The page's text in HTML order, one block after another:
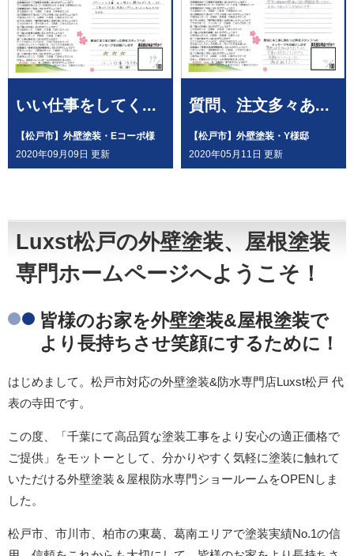
いい仕事をしてく...
【松戸市】外壁塗装・Eコーポ様
2020年09月09日 更新
質問、注文多々あ...
【松戸市】外壁塗装・Y様邸
2020年05月11日 更新
Luxst松戸の外壁塗装、屋根塗装
専門ホームページへようこそ！
皆様のお家を外壁塗装&屋根塗装で
より長持ちさせ笑顔にするために！
はじめまして。松戸市対応の外壁塗装&防水専門店Luxst松戸 代
表の寺田です。
この度、「千葉にて高品質な塗装工事をより安心の適正価格で
ご提供」をモットーとして、分かりやすく気軽に塗装に触れて
いただける外壁塗装＆屋根防水専門ショールームをOPENしま
した。
松戸市、市川市、柏市の東葛、葛南エリアで塗装実績No.1の信